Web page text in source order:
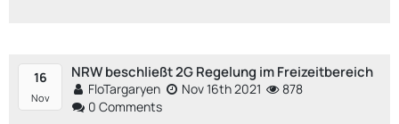
16
Nov
NRW beschließt 2G Regelung im Freizeitbereich
FloTargaryen Nov 16th 2021
878
0 Comments